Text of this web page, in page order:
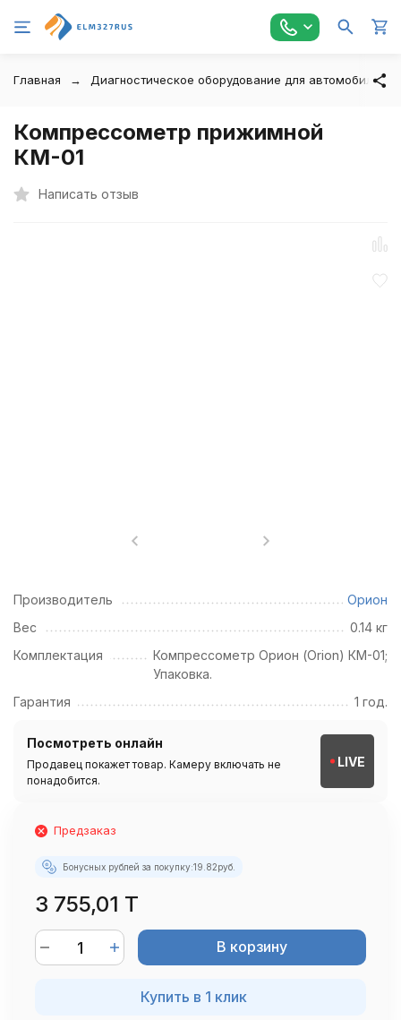
Главная Диагностическое оборудование для автомобилей
Компрессометр прижимной
КМ-01
Написать отзыв
Производитель
Орион
Вес
0.14 кг
Комплектация
Компрессометр Орион (Orion) КМ-01;
Упаковка.
Гарантия
1 год.
Посмотреть онлайн
Продавец покажет товар. Камеру включать не
понадобится.
LIVE
Предзаказ
Бонусных рублей за покупку:19.82руб.
3 755,01 T
В корзину
Купить в 1 клик